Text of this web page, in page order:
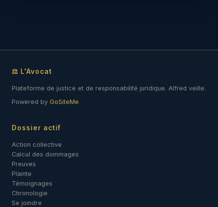
⚖ L'Avocat
Plateforme de justice et de responsabilité juridique. Alfred veille.
Powered by GoSiteMe
Dossier actif
Action collective
Calcul des dommages
Preuves
Plainte
Témoignages
Chronologie
Se joindre